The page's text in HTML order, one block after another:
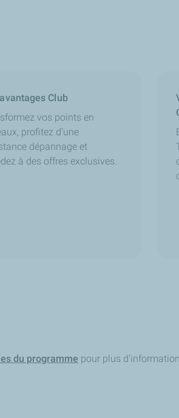
Club
vos points en
profitez d’une
dépannage et
à des offres exclusives.
du programme pour plus